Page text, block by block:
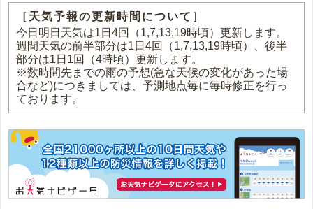
［天気予報の更新時間について］
今日明日天気は1日4回（1,7,13,19時頃）更新します。
週間天気の前半部分は1日4回（1,7,13,19時頃）、後半
部分は1日1回（4時頃）更新します。
※数時間先までの雨の予想(急な天候の変化があった場
合など)につきましては、予測地点毎に毎時修正を行っ
ております。